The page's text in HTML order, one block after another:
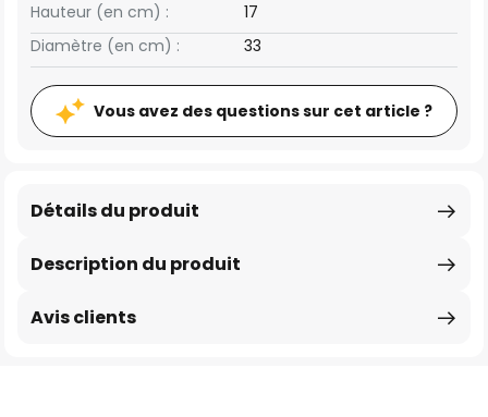
Hauteur (en cm) :
17
Diamètre (en cm) :
33
Vous avez des questions sur cet article ?
Description du produit
Détails du produit
Avis clients